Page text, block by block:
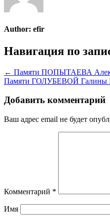
Author: efir
Навигация по
← Памяти ПОПЫТАЕВА
Памяти ГОЛУБЕВОЙ Галины
Добавить комментарий
Ваш адрес email не будет
Комментарий *
Имя